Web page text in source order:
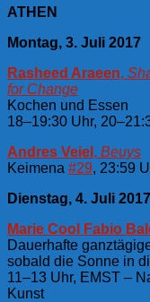
ATHEN
Montag, 3. Juli 2017
Rasheed Araeen,
for Change
Kochen und Essen
18–19:30 Uhr,
Andres Veiel , Beuys
Keimena #29, 23:59
Dienstag, 4. Juli 2017
Marie Cool Fabio
Dauerhafte
sobald die Sonne in
11–13 Uhr, EMST –
Kunst